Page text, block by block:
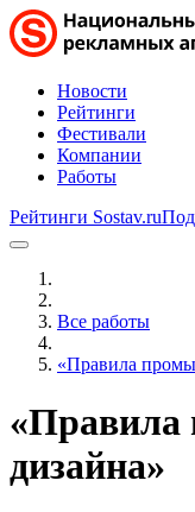
Новости
Рейтинги
Фестивали
Компании
Работы
Рейтинги Sostav.ru
Все работы
«Правила
«Правила
дизайна»